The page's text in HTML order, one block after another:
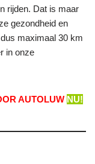
rijden. Dat is maar
gezondheid en
maximaal 30 km
in onze
AUTOLUW NU!